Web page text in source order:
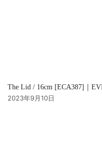
The Lid / 16cm [ECA387]｜
2023年9月10日